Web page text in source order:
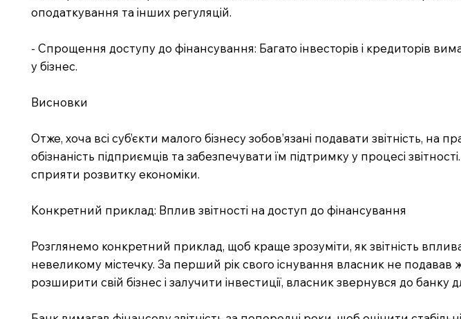
оподаткування та інших регуляцій.
- Спрощення доступу до фінансування: Багато інвесторів і кредиторів
у бізнес.
Висновки
Отже, хоча всі суб’єкти малого бізнесу зобов’язані подавати звітність,
обізнаність підприємців та забезпечувати їм підтримку у процесі
сприяти розвитку економіки.
Конкретний приклад: Вплив звітності на доступ до фінансування
Розглянемо конкретний приклад, щоб краще зрозуміти, як звітність
невеликому містечку. За перший рік свого існування власник не подавав
розширити свій бізнес і залучити інвестиції, власник звернувся до